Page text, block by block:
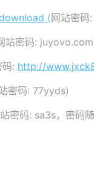
(网站密
站密码:
: http://
密码: 77yyds)
密码: sa3s，密码